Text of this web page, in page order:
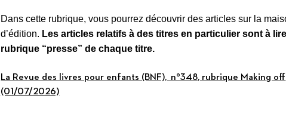
Associations amies
Foreign Rights
Dans cette rubrique, vous pourrez découvrir des articles sur la
d’édition. Les articles relatifs à des titres en particulier sont à
rubrique “presse” de chaque titre.
La Revue des livres pour enfants (BNF), n°348, rubrique Making off
(01/07/2026)